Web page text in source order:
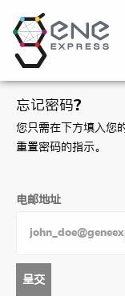
忘记密码?
您只需在下方填入您
重置密码的指示。
电邮地址​
呈交​